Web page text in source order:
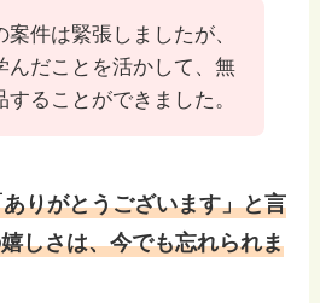
案件は緊張しましたが、
んだことを活かして、無
することができました。
りがとうございます」と言
しさは、今でも忘れられま